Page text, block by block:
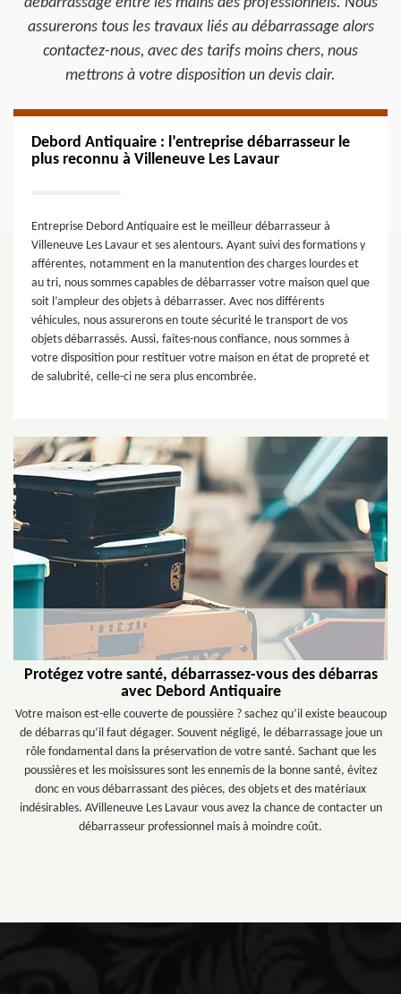
assurerons tous les travaux liés au débarrassage alors
contactez-nous, avec des tarifs moins chers, nous
mettrons à votre disposition un devis clair.
Debord Antiquaire : l’entreprise débarrasseur le
plus reconnu à Villeneuve Les Lavaur
Entreprise Debord Antiquaire est le meilleur débarrasseur à
Villeneuve Les Lavaur et ses alentours. Ayant suivi des formations y
afférentes, notamment en la manutention des charges lourdes et
au tri, nous sommes capables de débarrasser votre maison quel que
soit l’ampleur des objets à débarrasser. Avec nos différents
véhicules, nous assurerons en toute sécurité le transport de vos
objets débarrassés. Aussi, faites-nous confiance, nous sommes à
votre disposition pour restituer votre maison en état de propreté et
de salubrité, celle-ci ne sera plus encombrée.
Protégez votre santé, débarrassez-vous des débarras
avec Debord Antiquaire
Votre maison est-elle couverte de poussière ? sachez qu’il existe beaucoup
de débarras qu’il faut dégager. Souvent négligé, le débarrassage joue un
rôle fondamental dans la préservation de votre santé. Sachant que les
poussières et les moisissures sont les ennemis de la bonne santé, évitez
donc en vous débarrassant des pièces, des objets et des matériaux
indésirables. AVilleneuve Les Lavaur vous avez la chance de contacter un
débarrasseur professionnel mais à moindre coût.